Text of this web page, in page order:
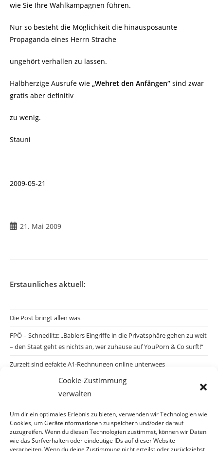
Cookie-Zustimmung
verwalten
Um dir ein optimales Erlebnis zu bieten, verwenden wir Technologien wie
Cookies, um Geräteinformationen zu speichern und/oder darauf
zuzugreifen. Wenn du diesen Technologien zustimmst, können wir Daten
wie das Surfverhalten oder eindeutige IDs auf dieser Website
verarbeiten. Wenn du deine Zustimmung nicht erteilst oder zurückziehst,
wie Sie Ihre Wahlkampagnen führen.
Nur so besteht die Möglichkeit die hinausposaunte
Propaganda eines Herrn Strache
ungehört verhallen zu lassen.
Halbherzige Ausrufe wie „Wehret den Anfängen“ sind zwar
gratis aber definitiv
zu wenig.
Stauni
2009-05-21
Beitrag
21. Mai 2009
Erstaunliches aktuell:
Die Post bringt allen was
FPÖ – Schnedlitz: „Bablers Eingriffe in die Privatsphäre gehen zu weit
– den Staat geht es nichts an, wer zuhause auf YouPorn & Co surft!“
Zurzeit sind gefakte A1-Rechnungen online unterwegs
Salzburgs Juden und ihre Sicherheit: „Erst nach einem Anschlag wäre
die Gefahr endlich konkret!“
Biologisches Wunder in Ceuta
Ein vermeintliches Abschiebemärchen